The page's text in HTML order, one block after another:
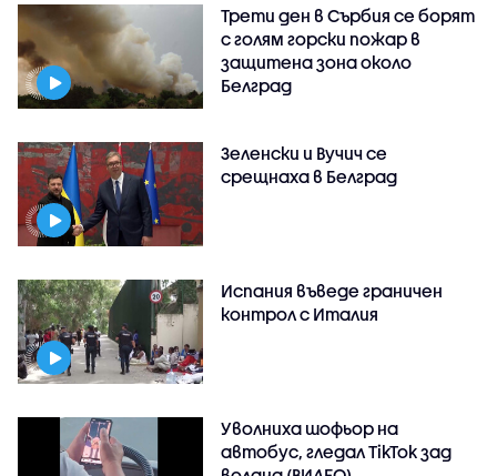
Трети ден в Сърбия се борят
с голям горски пожар в
защитена зона около
Белград
Зеленски и Вучич се
срещнаха в Белград
Испания въведе граничен
контрол с Италия
Уволниха шофьор на
автобус, гледал TikTok зад